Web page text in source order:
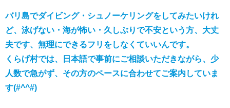
バリ島でダイビング・シュノーケリングをしてみたいけれ
ど、泳げない・海が怖い・久しぶりで不安という方、大丈
夫です、無理にできるフリをしなくていいんです。
くらげ村では、日本語で事前にご相談いただきながら、少
人数で急がず、その方のペースに合わせてご案内していま
す(#^^#)